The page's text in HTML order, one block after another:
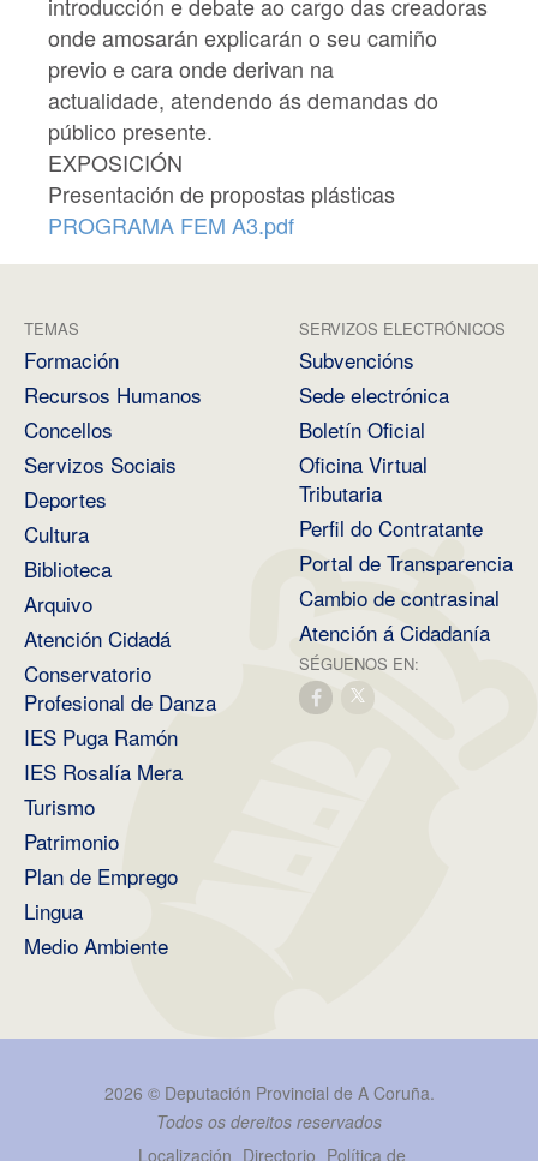
onde amosarán explicarán o seu camiño
previo e cara onde derivan na
actualidade, atendendo ás demandas do
público presente.
EXPOSICIÓN
Presentación de propostas plásticas
PROGRAMA FEM A3.pdf
TEMAS
Formación
Recursos Humanos
Concellos
Servizos Sociais
Deportes
Cultura
Biblioteca
Arquivo
Atención Cidadá
Conservatorio
Profesional de Danza
IES Puga Ramón
IES Rosalía Mera
Turismo
Patrimonio
Plan de Emprego
Lingua
Medio Ambiente
SERVIZOS ELECTRÓNICOS
Subvencións
Sede electrónica
Boletín Oficial
Oficina Virtual
Tributaria
Perfil do Contratante
Portal de Transparencia
Cambio de contrasinal
Atención á Cidadanía
SÉGUENOS EN:
2026 © Deputación Provincial de A Coruña.
Todos os dereitos reservados
Localización Directorio Política de